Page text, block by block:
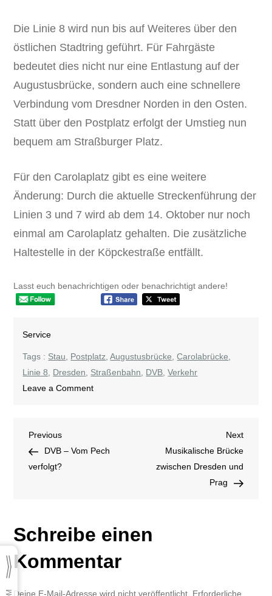
Die Linie 8 wird nun bis auf Weiteres über den
östlichen Stadtring geführt. Für Fahrgäste
bedeutet dies nicht nur eine Entlastung auf der
Augustusbrücke, sondern auch eine schnellere
Verbindung vom Dresdner Norden in den Osten.
Statt über den Postplatz erfolgt der Umstieg nun
bequem am Straßburger Platz.
Für den Carolaplatz gibt es eine weitere
Änderung: Durch die aktuelle Streckenführung der
Linien 3 und 7 wird ab dem 14. Oktober nur noch
einmal am Carolaplatz gehalten. Die zusätzliche
Haltestelle in der Köpckestraße entfällt.
Lasst euch benachrichtigen oder benachrichtigt andere!
Service
Tags : Stau, Postplatz,Augustusbrücke,Carolabrücke,
Linie 8, Dresden, Straßenbahn, DVB,Verkehr
Leave a Commenton
Beitragsnavigation
Previous
Post
Previous
DVB – Vom Pech
verfolgt?
Next
Post
Next
Musikalische Brücke
zwischen Dresden und
Prag
Schreibe einen
Kommentar
Deine E-Mail-Adresse wird nicht veröffentlicht. Erforderliche